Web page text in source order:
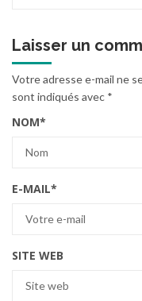
Laisser un
Votre adresse e-mail ne
sont indiqués avec *
NOM*
E-MAIL*
SITE WEB